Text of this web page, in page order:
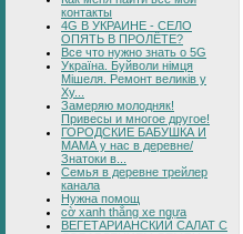
контакты
4G В УКРАИНЕ - СЕЛО
ОПЯТЬ В ПРОЛЁТЕ?
Все что нужно знать о 5G
Україна. Буйволи німця
Мішеля. Ремонт великів у
Ху...
Замеряю молодняк!
Привесы и многое другое!
ГОРОДСКИЕ БАБУШКА И
МАМА у нас в деревне/
Знатоки в...
Семья в деревне трейлер
канала
Нужна помощ
cờ xanh thắng xe ngựa
ВЕГЕТАРИАНСКИЙ САЛАТ С